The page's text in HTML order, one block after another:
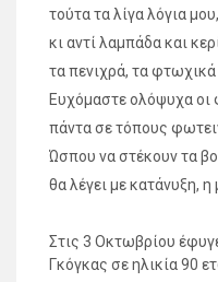
τούτα τα λίγα λόγια
κι αντί λαμπάδα και
τα πενιχρά, τα φτωχικά
Ευχόμαστε ολόψυχα οι
πάντα σε τόπους
Ώσπου να στέκουν τα
θα λέγει με κατάνυξη, η
Στις 3 Οκτωβρίου
Γκόγκας σε ηλικία 90